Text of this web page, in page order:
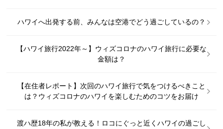
ハワイへ出発する前、みんなは空港でどう過ごしているの？
【ハワイ旅行2022年～】ウィズコロナのハワイ旅行に必要な
金額は？
【在住者レポート】次回のハワイ旅行で気をつけるべきこと
は？ウィズコロナのハワイを楽しむためのコツをお届け
渡ハ歴18年の私が教える！ロコにぐっと近くハワイの過ごし